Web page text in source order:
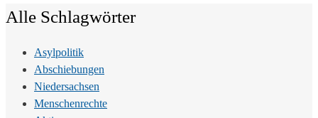
Alle Schlagwörter
Asylpolitik
Abschiebungen
Niedersachsen
Menschenrechte